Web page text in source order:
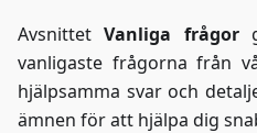
AvsnittetVanliga frågor
vanligaste frågorna från
hjälpsamma svar och
ämnen för att hjälpa dig